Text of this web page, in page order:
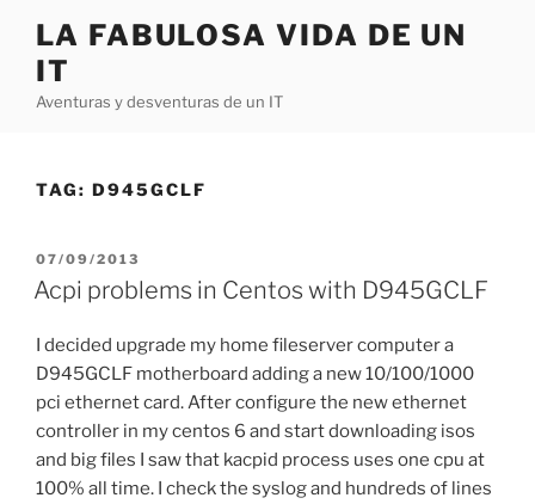
content
LA FABULOSA VIDA DE UN
IT
Aventuras y desventuras de un IT
TAG: D945GCLF
POSTED
ON
07/09/2013
Acpi problems in Centos with D945GCLF
I decided upgrade my home fileserver computer a
D945GCLF motherboard adding a new 10/100/1000
pci ethernet card. After configure the new ethernet
controller in my centos 6 and start downloading isos
and big files I saw that kacpid process uses one cpu at
100% all time. I check the syslog and hundreds of lines